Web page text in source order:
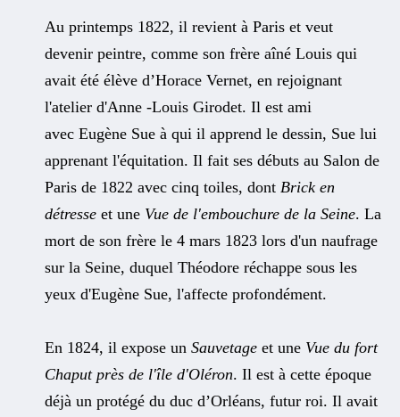
Au printemps 1822, il revient à Paris et veut
devenir peintre, comme son frère aîné Louis qui
avait été élève d’Horace Vernet, en rejoignant
l'atelier d'Anne -Louis Girodet. Il est ami
avec Eugène Sue à qui il apprend le dessin, Sue lui
apprenant l'équitation. Il fait ses débuts au Salon de
Paris de 1822 avec cinq toiles, dont Brick en
détresse et une Vue de l'embouchure de la Seine. La
mort de son frère le 4 mars 1823 lors d'un naufrage
sur la Seine, duquel Théodore réchappe sous les
yeux d'Eugène Sue, l'affecte profondément.
En 1824, il expose un Sauvetage et une Vue du fort
Chaput près de l'île d'Oléron. Il est à cette époque
déjà un protégé du duc d’Orléans, futur roi. Il avait